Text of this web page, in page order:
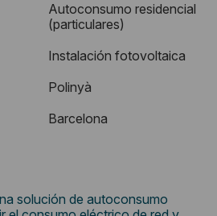
Autoconsumo residencial
(particulares)
Instalación fotovoltaica
Polinyà
Barcelona
solución de autoconsumo